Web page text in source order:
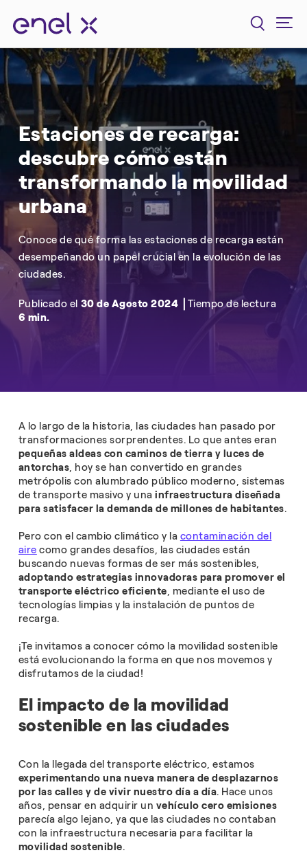
Estaciones de recarga:
descubre cómo están
transformando la movilidad
urbana
Conoce de qué forma las estaciones de recarga están
desempeñando un papel crucial en la evolución de las
ciudades.
Publicado el 30 de Agosto 2024
Tiempo de lectura
6 min.
A lo largo de la historia, las ciudades han pasado por
transformaciones sorprendentes. Lo que antes eran
pequeñas aldeas con caminos de tierra y luces de
antorchas, hoy se han convertido en grandes
metrópolis con alumbrado público moderno, sistemas
de transporte masivo y unainfraestructura diseñada
para satisfacer la demanda de millones de habitantes.
Pero con el cambio climático y la contaminación del
aire como grandes desafíos, las ciudades están
buscando nuevas formas de ser más sostenibles,
adoptando estrategias innovadoras para promover el
transporte eléctrico eficiente, mediante el uso de
tecnologías limpias y la instalación de puntos de
recarga.
¡Te invitamos a conocer cómo la movilidad sostenible
está evolucionando la forma en que nos movemos y
disfrutamos de la ciudad!
El impacto de la movilidad
sostenible en las ciudades
Con la llegada del transporte eléctrico, estamos
experimentando una nueva manera de desplazarnos
por las calles y de vivir nuestro día a día. Hace unos
años, pensar en adquirir un vehículo cero emisiones
parecía algo lejano, ya que las ciudades no contaban
con la infraestructura necesaria para facilitar la
movilidad sostenible.